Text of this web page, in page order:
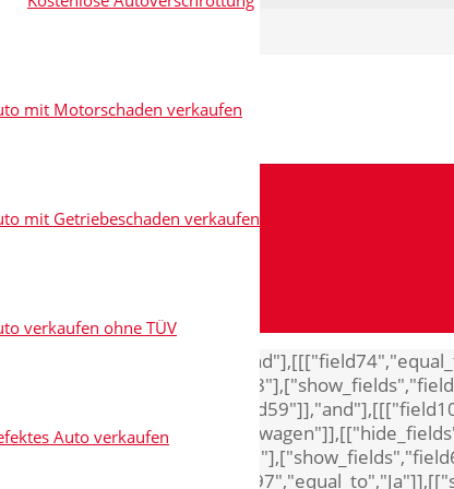
mit Motorschaden verkaufen
mit Getriebeschaden verkaufen
verkaufen ohne TÜV
Auto verkaufen